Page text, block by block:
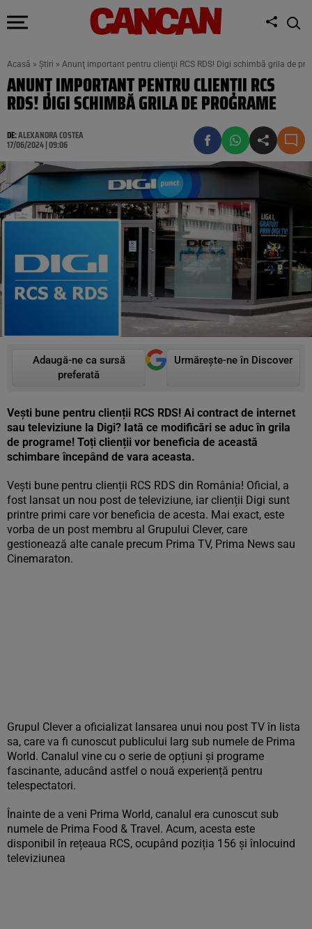
Acasă » Știri » Anunţ important pentru clienţii RCS RDS! Digi schimbă grila de
ANUNŢ IMPORTANT PENTRU CLIENŢII RCS
RDS! DIGI SCHIMBĂ GRILA DE PROGRAME
DE:ALEXANDRA COSTEA
17/06/2024 | 09:06
Adaugă-ne ca sursă
preferată
Urmărește-ne în Discover
Vești bune pentru clienții RCS RDS! Ai contract de internet
sau televiziune la Digi? Iată ce modificări se aduc în grila
de programe! Toți clienții vor beneficia de această
schimbare începând de vara aceasta.
Vești bune pentru clienții RCS RDS din România! Oficial, a
fost lansat un nou post de televiziune, iar clienții Digi sunt
printre primi care vor beneficia de acesta. Mai exact, este
vorba de un post membru al Grupului Clever, care
gestionează alte canale precum Prima TV, Prima News sau
Cinemaraton.
Grupul Clever a oficializat lansarea unui nou post TV în lista
sa, care va fi cunoscut publicului larg sub numele de Prima
World. Canalul vine cu o serie de opțiuni și programe
fascinante, aducând astfel o nouă experiență pentru
telespectatori.
Înainte de a veni Prima World, canalul era cunoscut sub
numele de Prima Food & Travel. Acum, acesta este
disponibil în rețeaua RCS, ocupând poziția 156 și înlocuind
televiziunea